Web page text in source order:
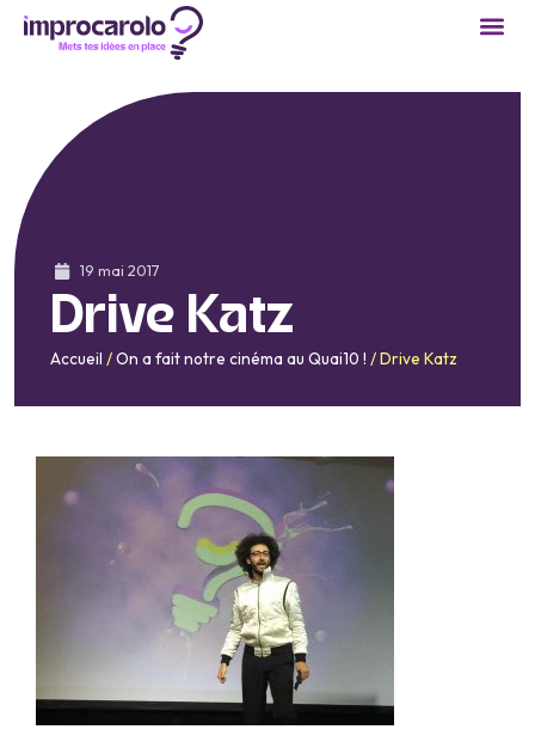
19 mai 2017
Drive Katz
Accueil /On a fait notre cinéma au Quai10 ! /Drive Katz